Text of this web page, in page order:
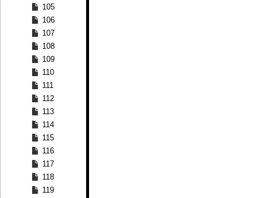
105
106
107
108
109
110
111
112
113
114
115
116
117
118
119